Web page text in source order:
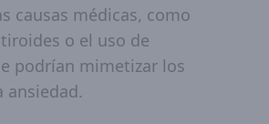
causas médicas, como
o el uso de
podrían mimetizar los
ansiedad.